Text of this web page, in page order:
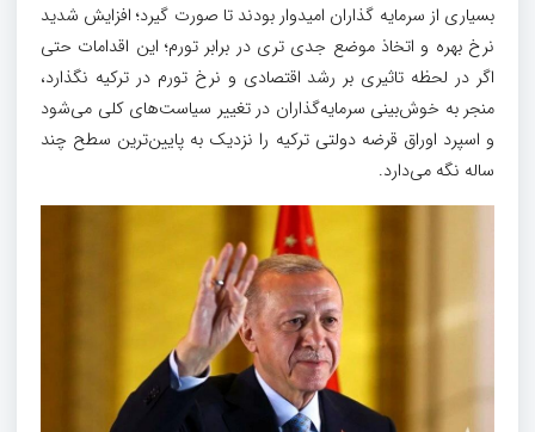
بسیاری از سرمایه گذاران امیدوار بودند تا صورت گیرد؛ افزایش شدید
نرخ بهره و اتخاذ موضع جدی تری در برابر تورم؛ این اقدامات حتی
اگر در لحظه تاثیری بر رشد اقتصادی و نرخ تورم در ترکیه نگذارد،
منجر به خوش‌بینی سرمایه‌گذاران در تغییر سیاست‌های کلی می‌شود
و اسپرد اوراق قرضه دولتی ترکیه را نزدیک به پایین‌ترین سطح چند
ساله نگه می‌دارد.